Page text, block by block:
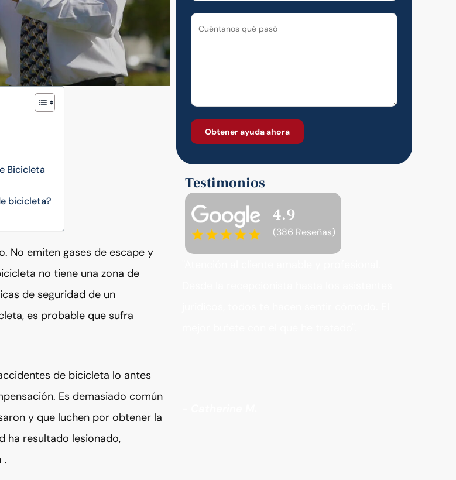
Bicicleta
bicicleta?
No emiten gases de escape y
no tiene una zona de
de seguridad de un
es probable que sufra
de bicicleta lo antes
Es demasiado común
y que luchen por obtener la
ha resultado lesionado,
.
Testimonios
4.9
(386 Reseñas)